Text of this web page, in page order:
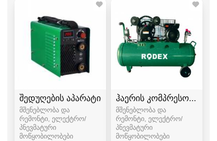
შედუღების აპარატი
მშენებლობა და
რემონტი, ელექტრო/
პნევმატური
მოწყობილობები
ჰაერის კომპრესორი
მშენებლობა და
რემონტი, ელექტრო/
პნევმატური
მოწყობილობები